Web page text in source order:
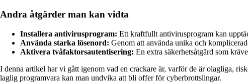
Andra åtgärder man kan vidta
Installera antivirusprogram: Ett kraftfullt antivirusprogram kan
Använda starka lösenord: Genom att använda unika och
Aktivera tvåfaktorsautentisering: En extra säkerhetsåtgärd som
I denna artikel har vi gått igenom vad en crackare är, varför de är olagliga,
laglig programvara kan man undvika att bli offer för cyberbrottslingar.